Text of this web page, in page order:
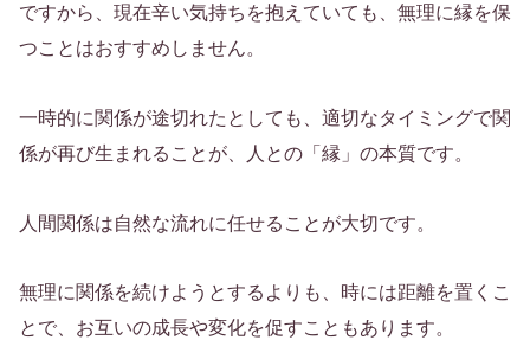
ですから、現在辛い気持ちを抱えていても、無理に縁を保
つことはおすすめしません。
一時的に関係が途切れたとしても、適切なタイミングで関
係が再び生まれることが、人との「縁」の本質です。
人間関係は自然な流れに任せることが大切です。
無理に関係を続けようとするよりも、時には距離を置くこ
とで、お互いの成長や変化を促すこともあります。